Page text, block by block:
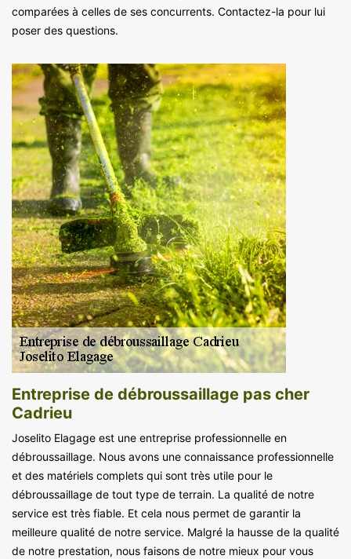
comparées à celles de ses concurrents. Contactez-la pour lui
poser des questions.
Entreprise de débroussaillage pas cher
Cadrieu
Joselito Elagage est une entreprise professionnelle en
débroussaillage. Nous avons une connaissance professionnelle
et des matériels complets qui sont très utile pour le
débroussaillage de tout type de terrain. La qualité de notre
service est très fiable. Et cela nous permet de garantir la
meilleure qualité de notre service. Malgré la hausse de la qualité
de notre prestation, nous faisons de notre mieux pour vous